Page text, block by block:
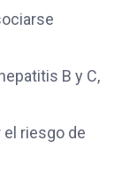
B y C,
el riesgo de